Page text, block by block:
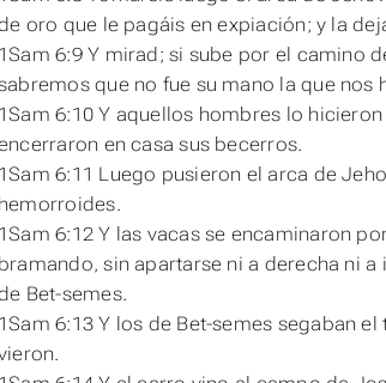
oro que le pagáis en expiación; y la
1Sam 6:9 Y mirad; si sube por el camino
que no fue su mano la que
1Sam 6:10 Y aquellos hombres lo
en casa sus becerros.
1Sam 6:11 Luego pusieron el arca de
hemorroides.
1Sam 6:12 Y las vacas se encaminaron
bramando, sin apartarse ni a derecha ni
Bet-semes.
1Sam 6:13 Y los de Bet-semes segaban